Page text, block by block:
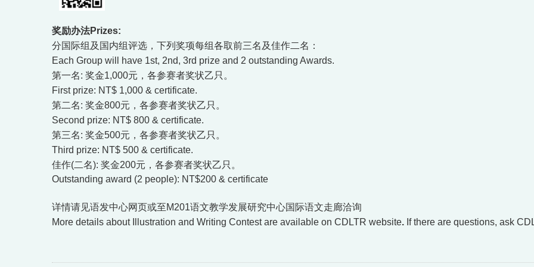
奖励办法Prizes:
分国际组及国内组评选，下列奖项每组各取前三名及佳作二名：
Each Group will have 1st, 2nd, 3rd prize and 2 outstanding Awards.
第一名: 奖金1,000元，各参赛者奖状乙只。
First prize: NT$ 1,000 & certificate.
第二名: 奖金800元，各参赛者奖状乙只。
Second prize: NT$ 800 & certificate.
第三名: 奖金500元，各参赛者奖状乙只。
Third prize: NT$ 500 & certificate.
佳作(二名): 奖金200元，各参赛者奖状乙只。
Outstanding award (2 people): NT$200 & certificate
详情请见语发中心网页或至M201语文教学发展研究中心国际语文走廊洽询
More details about Illustration and Writing Contest are available on CDLTR website. If there are questions, ask